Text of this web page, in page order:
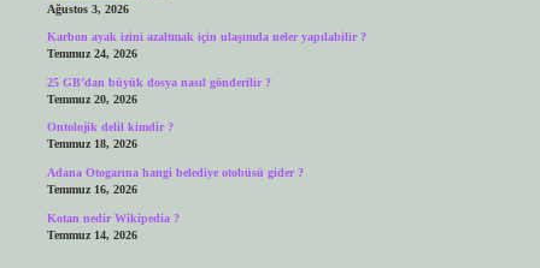
Ağustos 3, 2026
Karbon ayak izini azaltmak için ulaşımda neler yapılabilir ?
Temmuz 24, 2026
25 GB’dan büyük dosya nasıl gönderilir ?
Temmuz 20, 2026
Ontolojik delil kimdir ?
Temmuz 18, 2026
Adana Otogarına hangi belediye otobüsü gider ?
Temmuz 16, 2026
Kotan nedir Wikipedia ?
Temmuz 14, 2026